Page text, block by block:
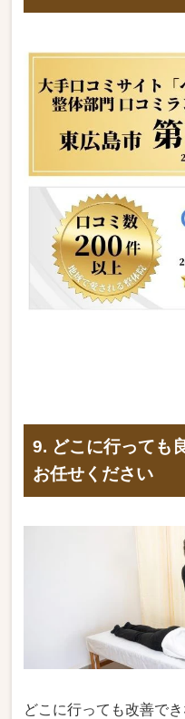
9. どこに行っても
お任せください
どこに行っても改善で